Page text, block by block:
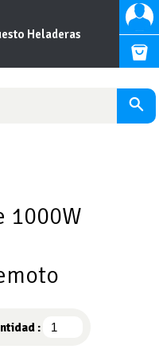
Heladeras
1000W
: